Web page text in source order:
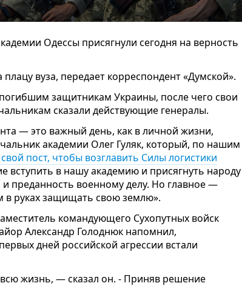
Одессы присягнули сегодня на верность
вуза, передает корреспондент «Думской».
защитникам Украины, после чего свои
сказали действующие генералы.
— это важный день, как в личной жизни,
академии Олег Гуляк, который, по нашим
пост, чтобы возглавить Силы логистики
вступить в нашу академию и присягнуть народу
преданность военному делу. Но главное —
в руках защищать свою землю».
командующего Сухопутных войск
Александр Голоднюк напомнил,
дней российской агрессии встали
жизнь, — сказал он. - Приняв решение